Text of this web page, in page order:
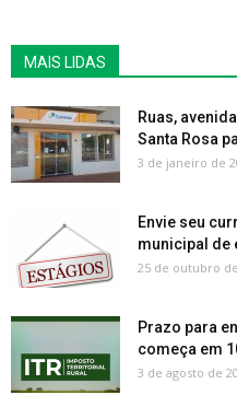
MAIS LIDAS
Ruas,
Santa Rosa
3 de janeiro de
Envie seu
municipal de
25 de outubro
Prazo para
começa em
3 de agosto de